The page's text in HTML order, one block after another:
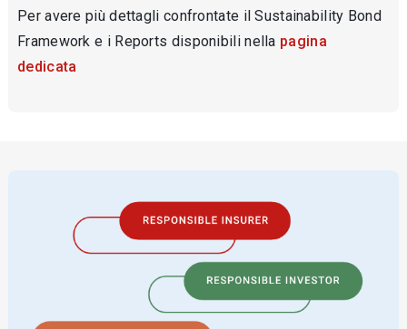
Per avere più dettagli confrontate il Sustainability Bond
Framework e i Reports disponibili nella pagina
dedicata